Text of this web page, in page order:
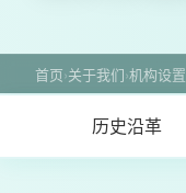
首页›关于我们›机构设置
历史沿革